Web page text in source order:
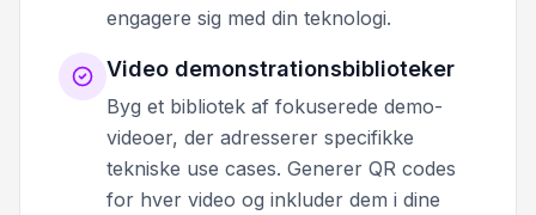
engagere sig med din teknologi.
Video demonstrationsbiblioteker
Byg et bibliotek af fokuserede demo-
videoer, der adresserer specifikke
tekniske use cases. Generer QR codes
for hver video og inkluder dem i dine